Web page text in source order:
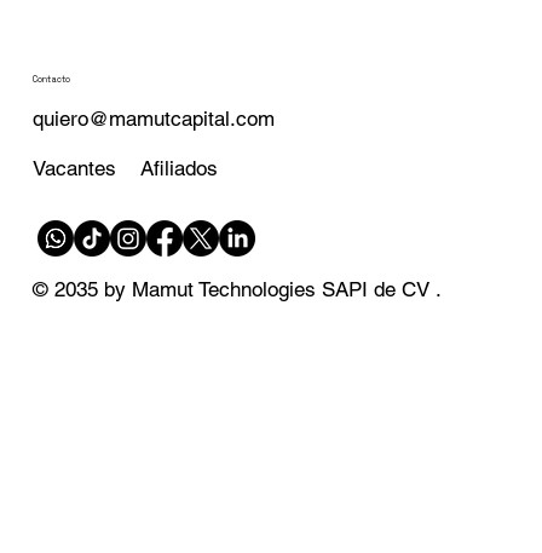
Contacto
quiero@mamutcapital.com
Vacantes Afiliados
© 2035 by Mamut Technologies SAPI de CV .